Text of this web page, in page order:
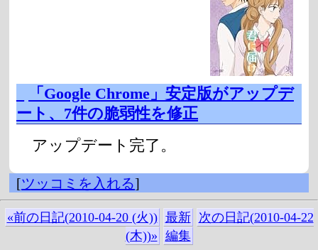
「Google Chrome」安定版がアップデ
ート、7件の脆弱性を修正
アップデート完了。
[ツッコミを入れる]
«前の日記(2010-04-20 (火)) 最新
次の日記(2010-04-22
(木))» 編集